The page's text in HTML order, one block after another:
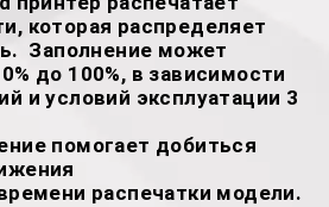
которая распределяет
Заполнение может
до 100%, в зависимости
и условий эксплуатации 3
помогает добиться
распечатки модели.